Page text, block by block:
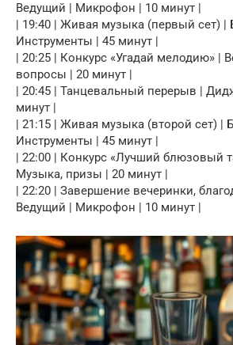
Ведущий | Микрофон | 10 минут |
| 19:40 | Живая музыка (первый сет) |
Инструменты | 45 минут |
| 20:25 | Конкурс «Угадай мелодию» |
вопросы | 20 минут |
| 20:45 | Танцевальный перерыв |
минут |
| 21:15 | Живая музыка (второй сет) |
Инструменты | 45 минут |
| 22:00 | Конкурс «Лучший блюзовый
Музыка, призы | 20 минут |
| 22:20 | Завершение вечеринки,
Ведущий | Микрофон | 10 минут |